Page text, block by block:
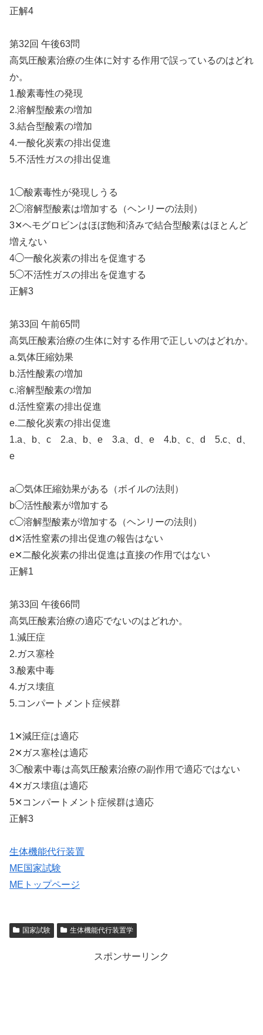
正解4
第32回 午後63問
高気圧酸素治療の生体に対する作用で誤っているのはどれ
か。
1.酸素毒性の発現
2.溶解型酸素の増加
3.結合型酸素の増加
4.一酸化炭素の排出促進
5.不活性ガスの排出促進
1◯酸素毒性が発現しうる
2◯溶解型酸素は増加する（ヘンリーの法則）
3✕ヘモグロビンはほぼ飽和済みで結合型酸素はほとんど
増えない
4◯一酸化炭素の排出を促進する
5◯不活性ガスの排出を促進する
正解3
第33回 午前65問
高気圧酸素治療の生体に対する作用で正しいのはどれか。
a.気体圧縮効果
b.活性酸素の増加
c.溶解型酸素の増加
d.活性窒素の排出促進
e.二酸化炭素の排出促進
1.a、b、c 2.a、b、e 3.a、d、e 4.b、c、d 5.c、d、
e
a◯気体圧縮効果がある（ボイルの法則）
b◯活性酸素が増加する
c◯溶解型酸素が増加する（ヘンリーの法則）
d✕活性窒素の排出促進の報告はない
e✕二酸化炭素の排出促進は直接の作用ではない
正解1
第33回 午後66問
高気圧酸素治療の適応でないのはどれか。
1.減圧症
2.ガス塞栓
3.酸素中毒
4.ガス壊疽
5.コンパートメント症候群
1✕減圧症は適応
2✕ガス塞栓は適応
3◯酸素中毒は高気圧酸素治療の副作用で適応ではない
4✕ガス壊疽は適応
5✕コンパートメント症候群は適応
正解3
生体機能代行装置
ME国家試験
MEトップページ
国家試験 生体機能代行装置学
スポンサーリンク